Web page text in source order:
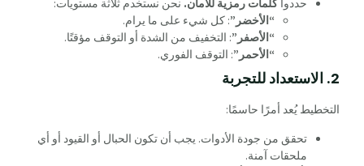
حددواكلمات رمزية للأمان. نحن نستخدم ثلاثة مستويات:
“الأخضر”: كل شيء على ما يرام.
“الأصفر”: التخفيف من الشدة أو التوقف مؤقتًا.
“الأحمر”: التوقف الفوري.
2. الاستعداد للتجربة
التخطيط يُعد أمرًا حاسمًا:
تحقق من جودة الأدوات. يجب أن تكون الحبال أو القيود أو أي
ملحقات آمنة.